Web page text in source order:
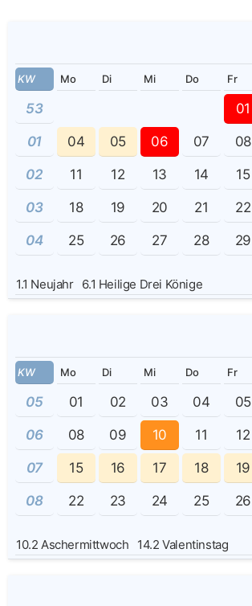
KW Mo Di Mi Do Fr
53 01
01 04 05 06 07 08
02 11 12 13 14 15
03 18 19 20 21 22
04 25 26 27 28 29
1.1 Neujahr 6.1 Heilige Drei Könige
KW Mo Di Mi Do Fr
05 01 02 03 04 05
06 08 09 10 11 12
07 15 16 17 18 19
08 22 23 24 25 26
10.2 Aschermittwoch 14.2 Valentinstag